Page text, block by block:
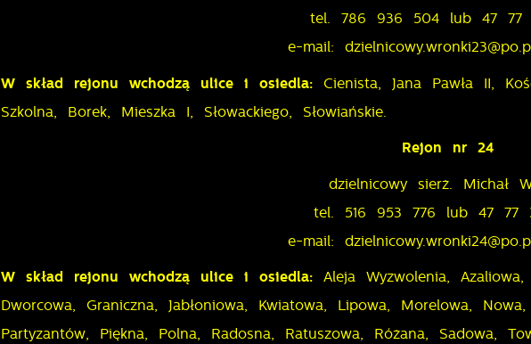
tel. 786 936 504 lub 47 77
e-mail:
W skład rejonu wchodzą ulice i osiedla:Cienista, Jana Pawła II,
Szkolna, Borek, Mieszka I, Słowackiego, Słowiańskie.
Rejon nr 24
dzielnicowy sierż. Michał
tel. 516 953 776 lub 47 77
e-mail:
W skład rejonu wchodzą ulice i osiedla:Aleja Wyzwolenia,
Dworcowa, Graniczna, Jabłoniowa, Kwiatowa, Lipowa, Morelowa,
Partyzantów, Piękna, Polna, Radosna, Ratuszowa, Różana, Sadowa,
zaakceptować je wszystkie. W dowolnym momencie możesz dokonać
zmiany swoich ustawień.